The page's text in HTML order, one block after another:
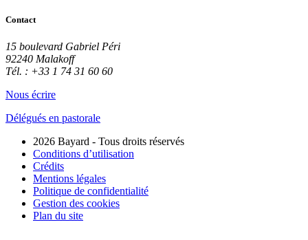
Contact
15 boulevard Gabriel Péri
92240 Malakoff
Tél. : +33 1 74 31 60 60
Nous écrire
Délégués en pastorale
2026 Bayard - Tous droits réservés
Conditions d’utilisation
Crédits
Mentions légales
Politique de confidentialité
Gestion des cookies
Plan du site